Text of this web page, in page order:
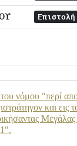
Επιστολή
νόμου "περί
και εις